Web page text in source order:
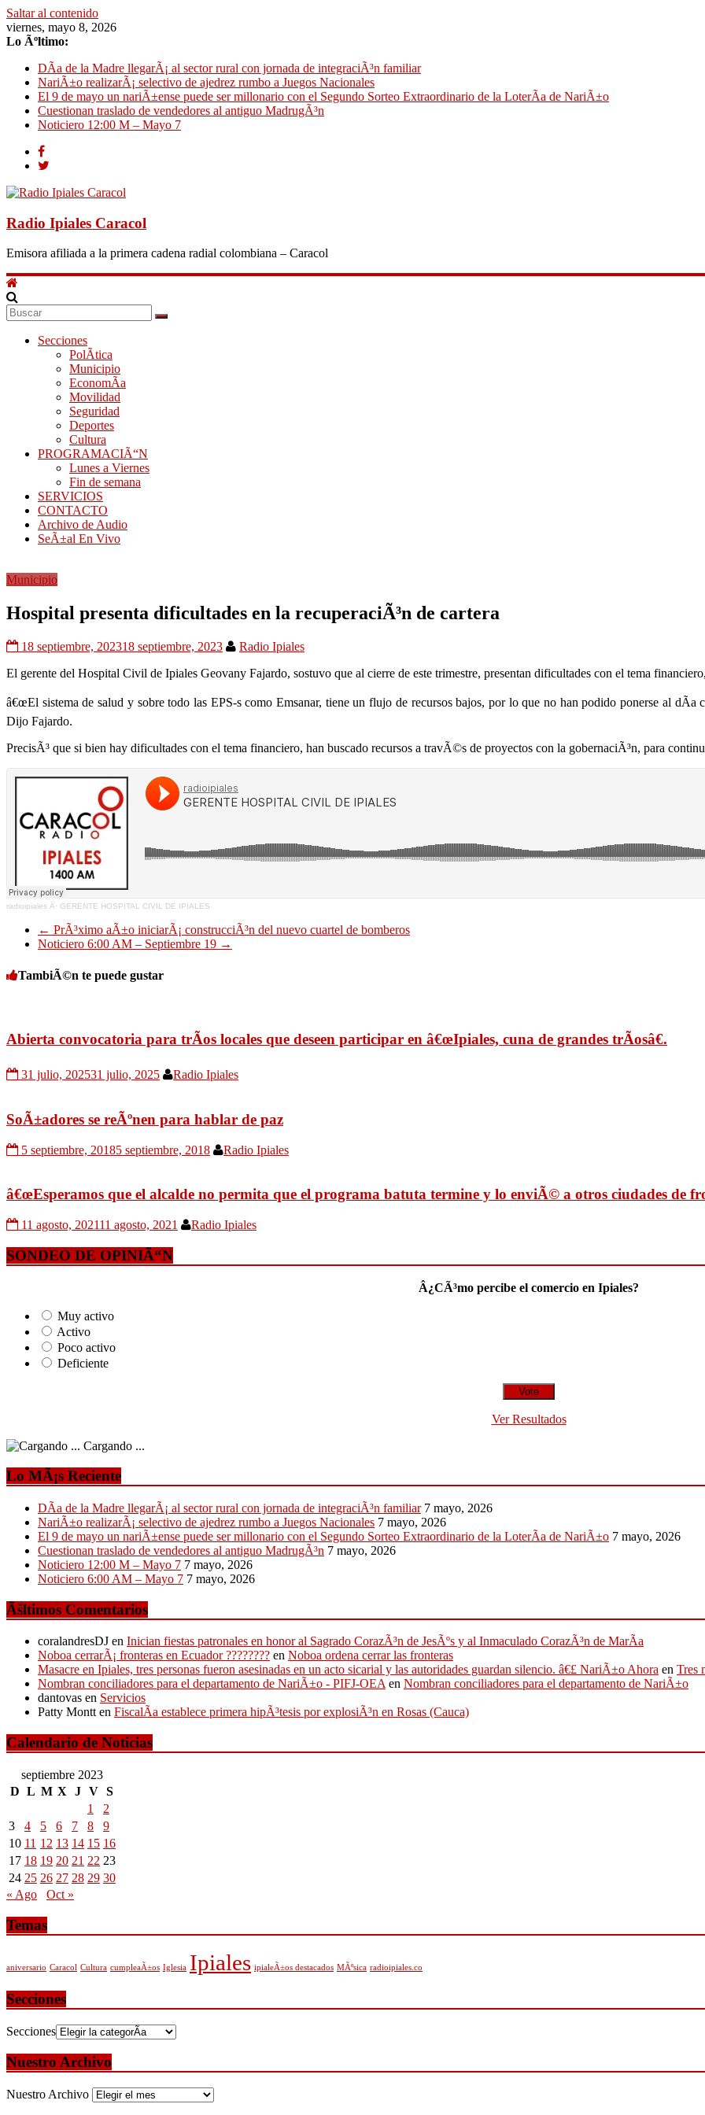
Saltar al contenido
viernes, mayo 8, 2026
Lo Ãºltimo:
DÃ­a de la Madre llegarÃ¡ al sector rural con jornada de integraciÃ³n familiar
NariÃ±o realizarÃ¡ selectivo de ajedrez rumbo a Juegos Nacionales
El 9 de mayo un nariÃ±ense puede ser millonario con el Segundo Sorteo Extraordinario de la LoterÃ­a de NariÃ±o
Cuestionan traslado de vendedores al antiguo MadrugÃ³n
Noticiero 12:00 M – Mayo 7
Radio Ipiales Caracol
Emisora afiliada a la primera cadena radial colombiana – Caracol
Secciones
PolÃ­tica
Municipio
EconomÃ­a
Movilidad
Seguridad
Deportes
Cultura
PROGRAMACIÃ“N
Lunes a Viernes
Fin de semana
SERVICIOS
CONTACTO
Archivo de Audio
SeÃ±al En Vivo
Municipio
Hospital presenta dificultades en la recuperaciÃ³n de cartera
18 septiembre, 202318 septiembre, 2023
Radio Ipiales
El gerente del Hospital Civil de Ipiales Geovany Fajardo, sostuvo que al cierre de este trimestre, presentan dificultades con el tema
â€œEl sistema de salud y sobre todo las EPS-s como Emsanar, tiene un flujo de recursos bajos, por lo que no han podido ponerse al dÃ­a
Dijo Fajardo.
PrecisÃ³ que si bien hay dificultades con el tema financiero, han buscado recursos a travÃ©s de proyectos con la gobernaciÃ³n, para
radioipiales Â· GERENTE HOSPITAL CIVIL DE IPIALES
← PrÃ³ximo aÃ±o iniciarÃ¡ construcciÃ³n del nuevo cuartel de bomberos
Noticiero 6:00 AM – Septiembre 19 →
TambiÃ©n te puede gustar
Abierta convocatoria para trÃ­os locales que deseen participar en â€œIpiales, cuna de grandes trÃ­osâ€.
31 julio, 202531 julio, 2025 Radio Ipiales
SoÃ±adores se reÃºnen para hablar de paz
5 septiembre, 20185 septiembre, 2018 Radio Ipiales
â€œEsperamos que el alcalde no permita que el programa batuta termine y lo enviÃ© a otros ciudades de
11 agosto, 202111 agosto, 2021 Radio Ipiales
SONDEO DE OPINIÃ“N
Â¿CÃ³mo percibe el comercio en Ipiales?
Muy activo
Activo
Poco activo
Deficiente
Ver Resultados
Cargando ...
Lo MÃ¡s Reciente
DÃ­a de la Madre llegarÃ¡ al sector rural con jornada de integraciÃ³n familiar 7 mayo, 2026
NariÃ±o realizarÃ¡ selectivo de ajedrez rumbo a Juegos Nacionales 7 mayo, 2026
El 9 de mayo un nariÃ±ense puede ser millonario con el Segundo Sorteo Extraordinario de la LoterÃ­a de NariÃ±o 7 mayo, 2026
Cuestionan traslado de vendedores al antiguo MadrugÃ³n 7 mayo, 2026
Noticiero 12:00 M – Mayo 7 7 mayo, 2026
Noticiero 6:00 AM – Mayo 7 7 mayo, 2026
Ãšltimos Comentarios
coralandresDJ en Inician fiestas patronales en honor al Sagrado CorazÃ³n de JesÃºs y al Inmaculado CorazÃ³n de MarÃ­a
Noboa cerrarÃ¡ fronteras en Ecuador ???????? en Noboa ordena cerrar las fronteras
Masacre en Ipiales, tres personas fueron asesinadas en un acto sicarial y las autoridades guardan silencio. â€£ NariÃ±o Ahora en Tres
Nombran conciliadores para el departamento de NariÃ±o - PIFJ-OEAen Nombran conciliadores para el departamento de NariÃ±o
dantovas en Servicios
Patty Montten FiscalÃ­a establece primera hipÃ³tesis por explosiÃ³n en Rosas (Cauca)
Calendario de Noticias
septiembre 2023
D L M X J V S
1
2
3
4 5 6 7 8
9
10 11 12 13 14 15 16
17 18 19 20 21 22 23
24 25 26 27 28 29 30
« Ago
Oct »
Temas
aniversario Caracol Cultura cumpleaÃ±os Iglesia Ipiales ipialeÃ±os destacados MÃºsica radioipiales.co
Secciones
Secciones
Nuestro Archivo
Nuestro Archivo